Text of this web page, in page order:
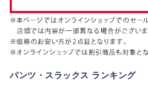
パンツ・スラックス ランキング